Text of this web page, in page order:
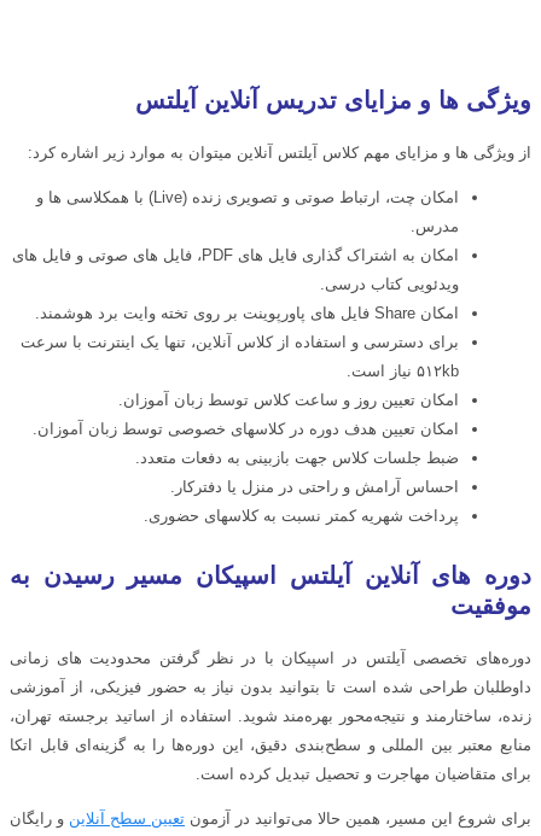
ویژگی ها و مزایای تدریس آنلاین آیلتس
از ویژگی ها و مزایای مهم کلاس آيلتس آنلاین میتوان به موارد زیر اشاره کرد:
امکان چت، ارتباط صوتی و تصویری زنده (Live) با همکلاسی ها و
مدرس.
امکان به اشتراک گذاری فایل های PDF، فایل های صوتی و فایل های
ویدئویی کتاب درسی.
امکان Share فایل های پاورپوینت بر روی تخته وایت برد هوشمند.
برای دسترسی و استفاده از کلاس آنلاین، تنها یک اینترنت با سرعت
۵۱۲kb نیاز است.
امکان تعیین روز و ساعت کلاس توسط زبان آموزان.
امکان تعیین هدف دوره در کلاسهای خصوصی توسط زبان آموزان.
ضبط جلسات کلاس جهت بازبینی به دفعات متعدد.
احساس آرامش و راحتی در منزل یا دفترکار.
پرداخت شهریه کمتر نسبت به کلاسهای حضوری.
دوره های آنلاین آیلتس اسپیکان مسیر رسیدن به
موفقیت
دوره‌های تخصصی آیلتس در اسپیکان با در نظر گرفتن محدودیت‌ های زمانی
داوطلبان طراحی شده است تا بتوانید بدون نیاز به حضور فیزیکی، از آموزشی
زنده، ساختارمند و نتیجه‌محور بهره‌مند شوید. استفاده از اساتید برجسته تهران،
منابع معتبر بین‌ المللی و سطح‌بندی دقیق، این دوره‌ها را به گزینه‌ای قابل اتکا
برای متقاضیان مهاجرت و تحصیل تبدیل کرده است.
برای شروع این مسیر، همین حالا می‌توانید در آزمون تعیین سطح آنلاین و رایگان